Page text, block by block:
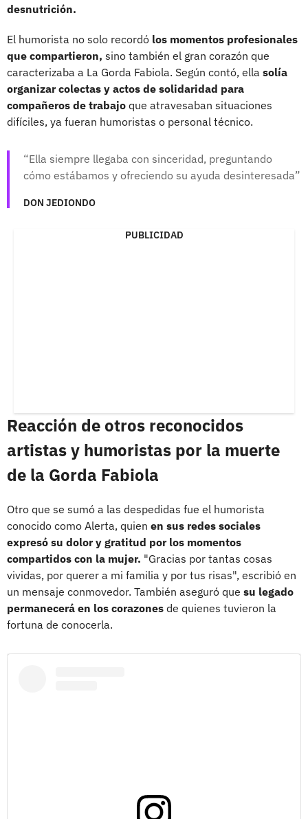
desnutrición.
El humorista no solo recordó los momentos profesionales
que compartieron, sino también el gran corazón que
caracterizaba a La Gorda Fabiola. Según contó, ella solía
organizar colectas y actos de solidaridad para
compañeros de trabajo que atravesaban situaciones
difíciles, ya fueran humoristas o personal técnico.
Ella siempre llegaba con sinceridad, preguntando
cómo estábamos y ofreciendo su ayuda desinteresada
DON JEDIONDO
PUBLICIDAD
Reacción de otros reconocidos
artistas y humoristas por la muerte
de la Gorda Fabiola
Otro que se sumó a las despedidas fue el humorista
conocido como Alerta, quien en sus redes sociales
expresó su dolor y gratitud por los momentos
compartidos con la mujer. "Gracias por tantas cosas
vividas, por querer a mi familia y por tus risas", escribió en
un mensaje conmovedor. También aseguró que su legado
permanecerá en los corazones de quienes tuvieron la
fortuna de conocerla.